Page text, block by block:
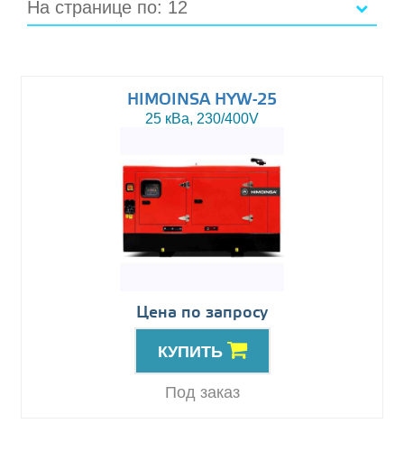
На странице по: 12
HIMOINSA HYW-25
25 кВа, 230/400V
Цена по запросу
КУПИТЬ
Под заказ